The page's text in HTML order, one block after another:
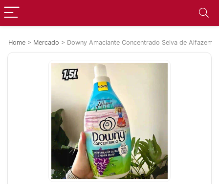
Home > Mercado > Downy Amaciante Concentrado Seiva de Alfazema